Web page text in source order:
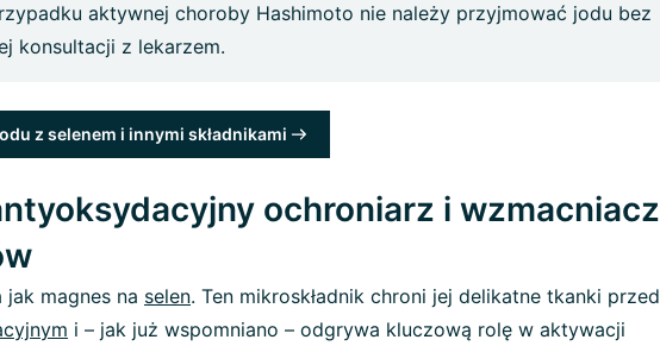
aktywnej choroby Hashimoto nie należy przyjmować jodu bez
konsultacji z lekarzem.
z selenem i innymi składnikami
ochroniarz i wzmacniacz
jak magnes na selen. Ten mikroskładnik chroni jej delikatne tkanki przed
i – jak już wspomniano – odgrywa kluczową rolę w aktywacji